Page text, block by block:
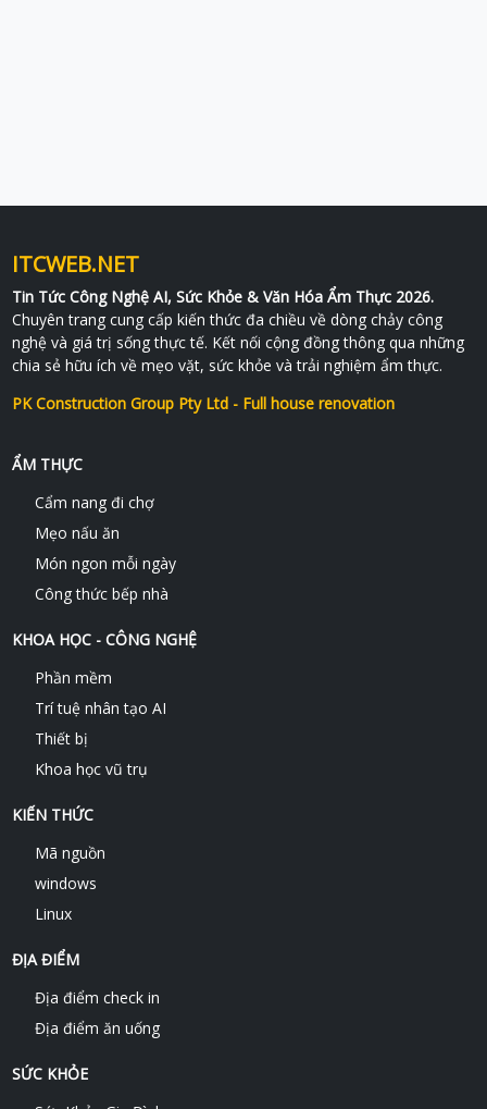
ITCWEB.NET
Tin Tức Công Nghệ AI, Sức Khỏe & Văn Hóa Ẩm Thực 2026.
Chuyên trang cung cấp kiến thức đa chiều về dòng chảy công
nghệ và giá trị sống thực tế. Kết nối cộng đồng thông qua những
chia sẻ hữu ích về mẹo vặt, sức khỏe và trải nghiệm ẩm thực.
PK Construction Group Pty Ltd - Full house renovation
ẨM THỰC
Cẩm nang đi chợ
Mẹo nấu ăn
Món ngon mỗi ngày
Công thức bếp nhà
KHOA HỌC - CÔNG NGHỆ
Phần mềm
Trí tuệ nhân tạo AI
Thiết bị
Khoa học vũ trụ
KIẾN THỨC
Mã nguồn
windows
Linux
ĐỊA ĐIỂM
Địa điểm check in
Địa điểm ăn uống
SỨC KHỎE